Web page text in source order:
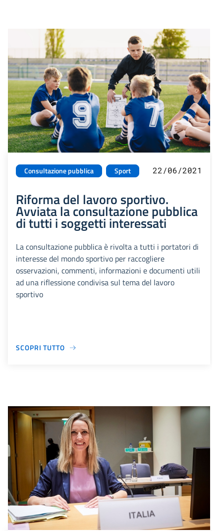
Consultazione pubblica Sport 22/06/2021
Riforma del lavoro sportivo.
Avviata la consultazione pubblica
di tutti i soggetti interessati
La consultazione pubblica è rivolta a tutti i portatori di
interesse del mondo sportivo per raccogliere
osservazioni, commenti, informazioni e documenti utili
ad una riflessione condivisa sul tema del lavoro
sportivo
SCOPRI TUTTO